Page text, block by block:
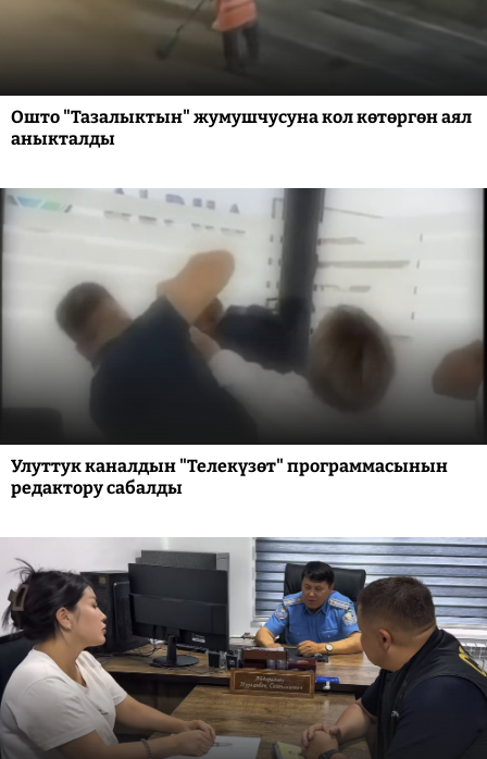
Ошто "Тазалыктын" жумушчусуна кол көтөргөн аял
аныкталды
Улуттук каналдын "Телекүзөт" программасынын
редактору сабалды